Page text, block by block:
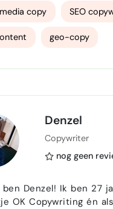
knop klikt?" Ik houd van
copy SEO
geo-copy
Denzel
Copywriter
nog geen
Denzel! Ik ben 27 jaar en
OK Copywriting én